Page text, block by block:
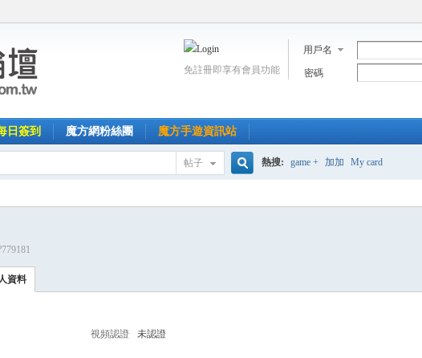
用戶名
密碼
免註冊即享有會員功能
日簽到 魔方網粉絲團 魔方手遊資訊站
帖子 熱搜: game + 加加 My card
資料
視頻認證 未認證